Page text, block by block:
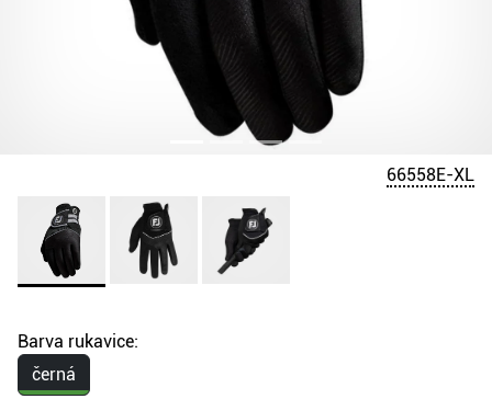
66558E-XL
Barva rukavice:
černá